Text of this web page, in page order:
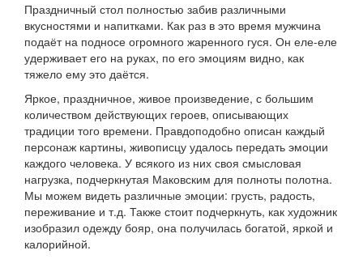
Праздничный стол полностью забив различными
вкусностями и напитками. Как раз в это время мужчина
подаёт на подносе огромного жаренного гуся. Он еле-еле
удерживает его на руках, по его эмоциям видно, как
тяжело ему это даётся.
Яркое, праздничное, живое произведение, с большим
количеством действующих героев, описывающих
традиции того времени. Правдоподобно описан каждый
персонаж картины, живописцу удалось передать эмоции
каждого человека. У всякого из них своя смысловая
нагрузка, подчеркнутая Маковским для полноты полотна.
Мы можем видеть различные эмоции: грусть, радость,
переживание и т.д. Также стоит подчеркнуть, как художник
изобразил одежду бояр, она получилась богатой, яркой и
калорийной.